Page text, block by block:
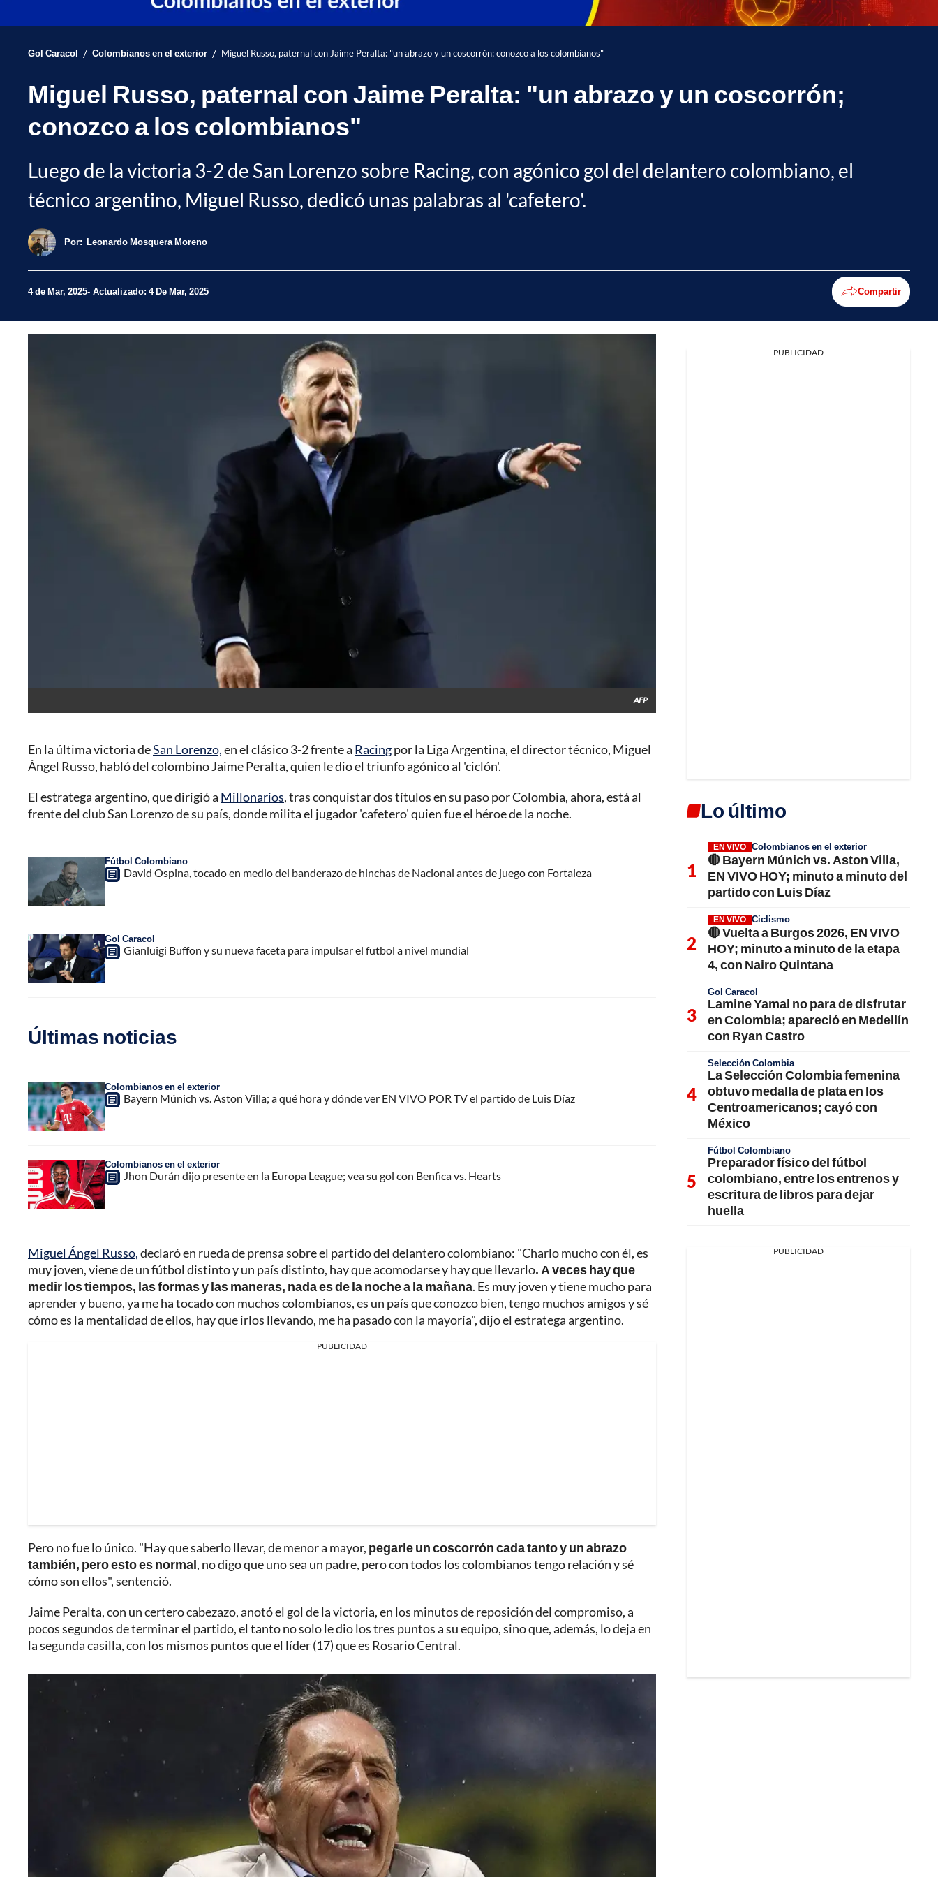
Gol Caracol / Colombianos en el exterior / Miguel Russo, paternal con Jaime Peralta: "un abrazo y un coscorrón; conozco a los colombianos"
Miguel Russo, paternal con Jaime Peralta: "un abrazo y un coscorrón;
conozco a los colombianos"
Luego de la victoria 3-2 de San Lorenzo sobre Racing, con agónico gol del delantero colombiano, el
técnico argentino, Miguel Russo, dedicó unas palabras al 'cafetero'.
Por: Leonardo Mosquera Moreno
4 de Mar, 2025 Actualizado: 4 De Mar, 2025 Compartir
AFP
En la última victoria deSan Lorenzo,en el clásico 3-2 frente a Racingpor la Liga Argentina, el director técnico, Miguel
Ángel Russo, habló del colombino Jaime Peralta, quien le dio el triunfo agónico al 'ciclón'.
El estratega argentino, que dirigió a Millonarios, tras conquistar dos títulos en su paso por Colombia, ahora, está al
frente del club San Lorenzo de su país, donde milita el jugador 'cafetero' quien fue el héroe de la noche.
Fútbol Colombiano
David Ospina, tocado en medio del banderazo de hinchas de Nacional antes de juego con Fortaleza
Gol Caracol
Gianluigi Buffon y su nueva faceta para impulsar el futbol a nivel mundial
Últimas noticias
Colombianos en el exterior
Bayern Múnich vs. Aston Villa; a qué hora y dónde ver EN VIVO POR TV el partido de Luis Díaz
Colombianos en el exterior
Jhon Durán dijo presente en la Europa League; vea su gol con Benfica vs. Hearts
Miguel Ángel Russo,declaró en rueda de prensa sobre el partido del delantero colombiano: "Charlo mucho con él, es
muy joven, viene de un fútbol distinto y un país distinto, hay que acomodarse y hay que llevarlo. A veces hay que
medir los tiempos, las formas y las maneras, nada es de la noche a la mañana. Es muy joven y tiene mucho para
aprender y bueno, ya me ha tocado con muchos colombianos, es un país que conozco bien, tengo muchos amigos y sé
cómo es la mentalidad de ellos, hay que irlos llevando, me ha pasado con la mayoría", dijo el estratega argentino.
PUBLICIDAD
Pero no fue lo único. "Hay que saberlo llevar, de menor a mayor, pegarle un coscorrón cada tanto y un abrazo
también, pero esto es normal, no digo que uno sea un padre, pero con todos los colombianos tengo relación y sé
cómo son ellos", sentenció.
Jaime Peralta, con un certero cabezazo, anotó el gol de la victoria, en los minutos de reposición del compromiso, a
pocos segundos de terminar el partido, el tanto no solo le dio los tres puntos a su equipo, sino que, además, lo deja en
la segunda casilla, con los mismos puntos que el líder (17) que es Rosario Central.
PUBLICIDAD
Lo último
EN VIVO Colombianos en el exterior
🔴 Bayern Múnich vs. Aston Villa,
EN VIVO HOY; minuto a minuto del
partido con Luis Díaz
EN VIVO Ciclismo
🔴 Vuelta a Burgos 2026, EN VIVO
HOY; minuto a minuto de la etapa
4, con Nairo Quintana
Gol Caracol
Lamine Yamal no para de disfrutar
en Colombia; apareció en Medellín
con Ryan Castro
Selección Colombia
La Selección Colombia femenina
obtuvo medalla de plata en los
Centroamericanos; cayó con
México
Fútbol Colombiano
Preparador físico del fútbol
colombiano, entre los entrenos y
escritura de libros para dejar
huella
PUBLICIDAD